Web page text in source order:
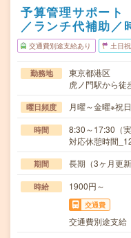
予算管理サポート
／ランチ代補助／
交通費別途支給あり 土日
勤務地
東京都港区
虎ノ門駅から徒
曜日頻度 月曜～金曜※祝
時間
8:30～17:30（
対応休憩時間
期間 長期（3ヶ月更新
時給 1900円～
交通費
交通費別途支給